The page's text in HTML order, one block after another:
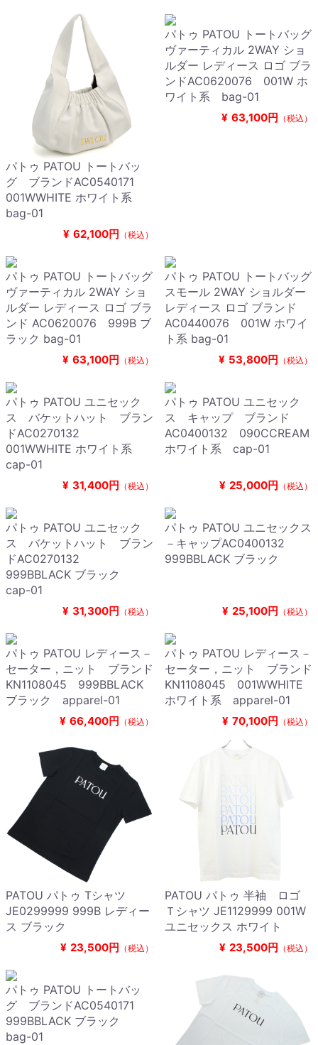
パトゥ PATOU トートバッ
グ ブランドAC0540171
001WWHITE ホワイト系
bag-01
¥ 62,100円 （税込）
パトゥ PATOU トートバッグ
ヴァーティカル 2WAY ショ
ルダー レディース ロゴ ブラ
ンドAC0620076 001W ホ
ワイト系 bag-01
¥ 63,100円 （税込）
パトゥ PATOU トートバッグ
ヴァーティカル 2WAY ショ
ルダー レディース ロゴ ブラ
ンド AC0620076 999B ブ
ラック bag-01
¥ 63,100円 （税込）
パトゥ PATOU トートバッグ
スモール 2WAY ショルダー
レディース ロゴ ブランド
AC0440076 001W ホワイ
ト系 bag-01
¥ 53,800円 （税込）
パトゥ PATOU ユニセック
ス バケットハット ブラン
ドAC0270132
001WWHITE ホワイト系
cap-01
¥ 31,400円 （税込）
パトゥ PATOU ユニセック
ス キャップ ブランド
AC0400132 090CCREAM
ホワイト系 cap-01
¥ 25,000円 （税込）
パトゥ PATOU ユニセック
ス バケットハット ブラン
ドAC0270132
999BBLACK ブラック
cap-01
¥ 31,300円 （税込）
パトゥ PATOU ユニセックス
－キャップAC0400132
999BBLACK ブラック
¥ 25,100円 （税込）
パトゥ PATOU レディース－
セーター，ニット ブランド
KN1108045 999BBLACK
ブラック apparel-01
¥ 66,400円 （税込）
パトゥ PATOU レディース－
セーター，ニット ブランド
KN1108045 001WWHITE
ホワイト系 apparel-01
¥ 70,100円 （税込）
PATOU パトゥ Tシャツ
JE0299999 999B レディー
ス ブラック
¥ 23,500円 （税込）
PATOU パトゥ 半袖 ロゴ
Ｔシャツ JE1129999 001W
ユニセックス ホワイト
¥ 23,500円 （税込）
パトゥ PATOU トートバッ
グ ブランドAC0540171
999BBLACK ブラック
bag-01